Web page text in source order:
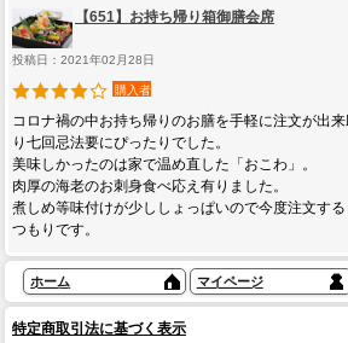
【651】お持ち帰り箱御膳会席
投稿日：2021年02月28日
購入者
コロナ禍の中お持ち帰りのお膳を手軽に注文が出
り七回忌法要にぴったりでした。
美味しかったのは家で温め直した「おこわ」。
肉厚の海老のお刺身食べ応え有りました。
煮しめ等味付けが少ししょっぱいので今度注文す
つもりです。
ホーム マイページ
特定商取引法に基づく表示